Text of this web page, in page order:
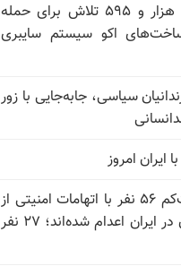
۱۴ میلیون و ۶۲۸ هزار و ۵۹۵ تلاش برای حمله
اکو سیستم سایبری
سیاسی، جابه‌جایی با زور
ایران امروز
سازمان ملل: دست‌کم ۵۶ نفر با اتهامات امنیتی از
اسفند ۱۴۰۴ تاکنون در ایران اعدام شده‌اند؛ ۲۷ نفر